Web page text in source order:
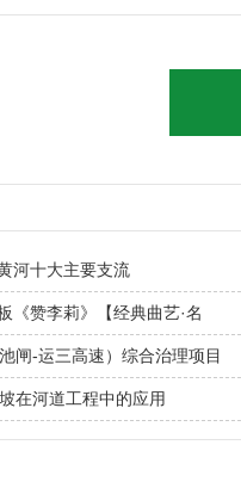
河十大主要支流
《赞李莉》【经典曲艺·名
闸-运三高速）综合治理项目
在河道工程中的应用